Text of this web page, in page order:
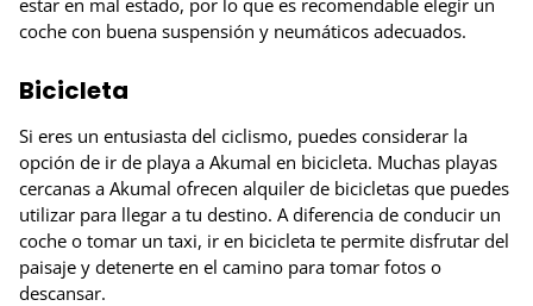
estar en mal estado, por lo que es recomendable elegir un
coche con buena suspensión y neumáticos adecuados.
Bicicleta
Si eres un entusiasta del ciclismo, puedes considerar la
opción de ir de playa a Akumal en bicicleta. Muchas playas
cercanas a Akumal ofrecen alquiler de bicicletas que puedes
utilizar para llegar a tu destino. A diferencia de conducir un
coche o tomar un taxi, ir en bicicleta te permite disfrutar del
paisaje y detenerte en el camino para tomar fotos o
descansar.